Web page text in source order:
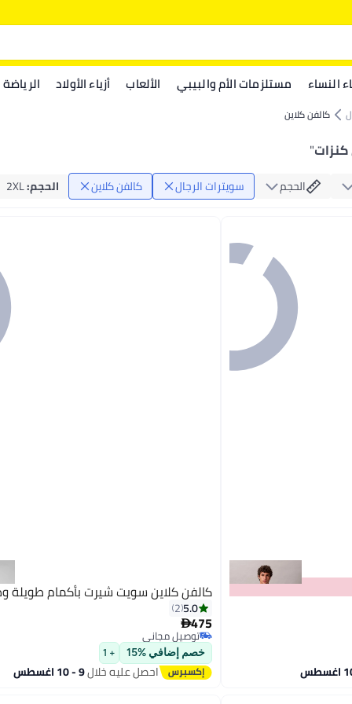
النساء مستلزمات الأم والبيبي الألعاب أزياء الأولاد الرياضة
كالفن كلاين
"
الحجم سويترات الرجال كالفن كلاين الحجم:
2XL
كالفن كلاين سويت شيرت بأكمام طويلة
5.0
2
475
توصيل مجاني
توصيل مجاني
خصم إضافي %15 + 1
احصل عليه خلال9 - 10 اغسطس